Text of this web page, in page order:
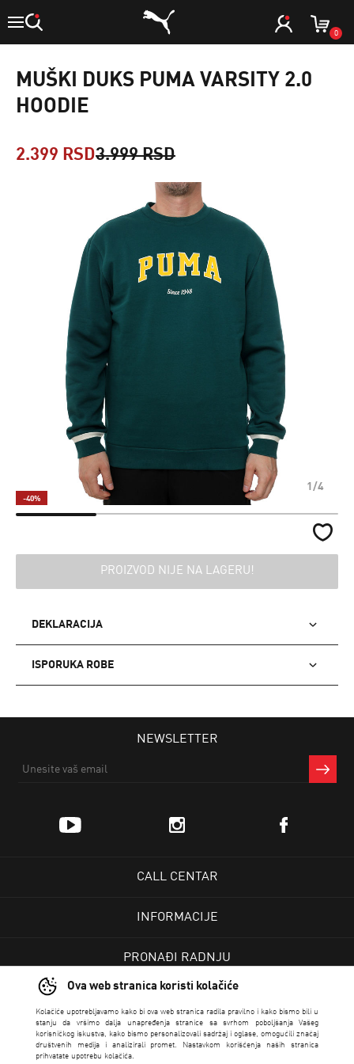
0
Ova web stranica koristi kolačiće
Kolačiće upotrebljavamo kako bi ova web stranica radila pravilno i kako bismo bili u
stanju da vršimo dalja unapređenja stranice sa svrhom poboljšanja Vašeg
korisničkog iskustva, kako bismo personalizovali sadržaj i oglase, omogućili značaj
društvenih medija i analizirali promet. Nastavkom korišćenja naših stranica
prihvatate upotrebu kolačića.
MUŠKI DUKS PUMA VARSITY 2.0
HOODIE
2.399 RSD3.999 RSD
1/4
-40%
PROIZVOD NIJE NA LAGERU!
DEKLARACIJA
ISPORUKA ROBE
NEWSLETTER
CALL CENTAR
INFORMACIJE
PRONAĐI RADNJU
USLOVI PRODAJE